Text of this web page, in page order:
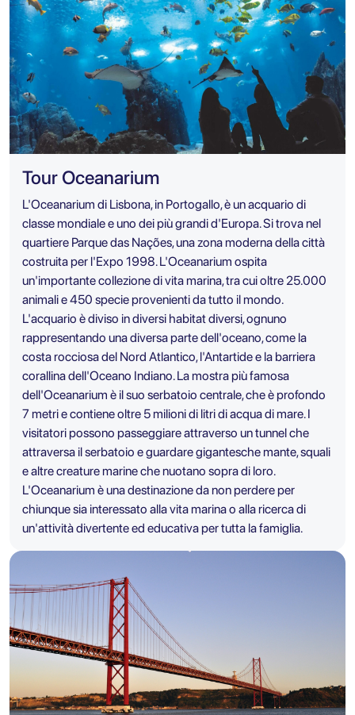
Tour Oceanarium
L'Oceanarium di Lisbona, in Portogallo, è un acquario di
classe mondiale e uno dei più grandi d'Europa. Si trova nel
quartiere Parque das Nações, una zona moderna della città
costruita per l'Expo 1998. L'Oceanarium ospita
un'importante collezione di vita marina, tra cui oltre 25.000
animali e 450 specie provenienti da tutto il mondo.
L'acquario è diviso in diversi habitat diversi, ognuno
rappresentando una diversa parte dell'oceano, come la
costa rocciosa del Nord Atlantico, l'Antartide e la barriera
corallina dell'Oceano Indiano. La mostra più famosa
dell'Oceanarium è il suo serbatoio centrale, che è profondo
7 metri e contiene oltre 5 milioni di litri di acqua di mare. I
visitatori possono passeggiare attraverso un tunnel che
attraversa il serbatoio e guardare gigantesche mante, squali
e altre creature marine che nuotano sopra di loro.
L'Oceanarium è una destinazione da non perdere per
chiunque sia interessato alla vita marina o alla ricerca di
un'attività divertente ed educativa per tutta la famiglia.